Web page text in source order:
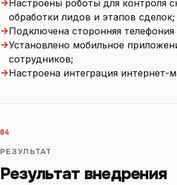
→ Настроены роботы для контроля
обработки лидов и этапов сделок;
→Подключена сторонняя телефония
→Установлено мобильное
сотрудников;
→Настроена интеграция интернет-
04
РЕЗУЛЬТАТ
Результат внедрения